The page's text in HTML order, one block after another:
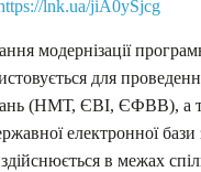
lnk.ua/jiA0ySjcg
модернізації
для
(НМТ, ЄВІ, ЄФВВ), а
електронної бази
в межах